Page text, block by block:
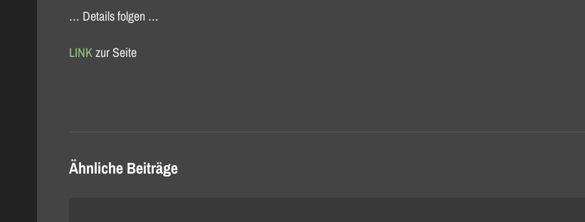
… Details folgen …
LINKzur Seite
Ähnliche Beiträge